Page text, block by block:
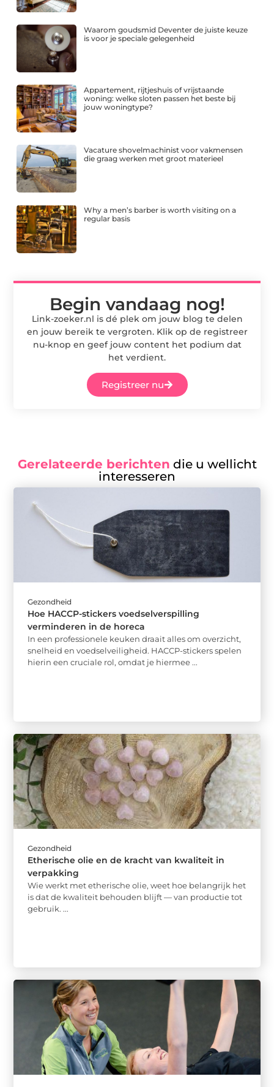
Waarom goudsmid Deventer de juiste keuze
is voor je speciale gelegenheid
Appartement, rijtjeshuis of vrijstaande
woning: welke sloten passen het beste bij
jouw woningtype?
Vacature shovelmachinist voor vakmensen
die graag werken met groot materieel
Why a men’s barber is worth visiting on a
regular basis
Begin vandaag nog!
Link-zoeker.nl is dé plek om jouw blog te delen
en jouw bereik te vergroten. Klik op de registreer
nu-knop en geef jouw content het podium dat
het verdient.
Registreer nu
Gerelateerde berichten die u wellicht
interesseren
Gezondheid
Hoe HACCP-stickers voedselverspilling
verminderen in de horeca
In een professionele keuken draait alles om overzicht,
snelheid en voedselveiligheid. HACCP-stickers spelen
hierin een cruciale rol, omdat je hiermee ...
Gezondheid
Etherische olie en de kracht van kwaliteit in
verpakking
Wie werkt met etherische olie, weet hoe belangrijk het
is dat de kwaliteit behouden blijft — van productie tot
gebruik. ...